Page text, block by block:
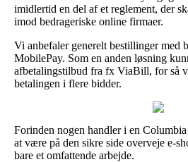
imidlertid en del af et reglement, der
imod bedrageriske online firmaer.
Vi anbefaler generelt bestillinger med
MobilePay. Som en anden løsning
afbetalingstilbud fra fx ViaBill, for så
betalingen i flere bidder.
Forinden nogen handler i en
at være på den sikre side overveje e-
bare et omfattende arbejde.